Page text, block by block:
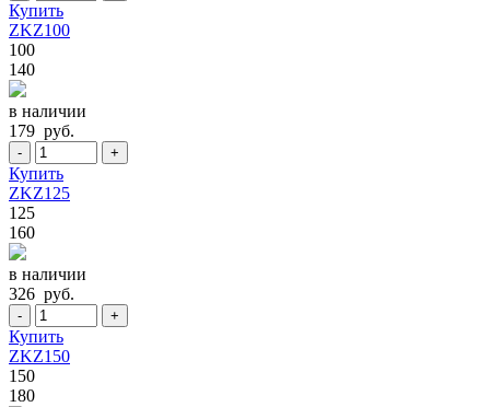
Купить
ZKZ100
100
140
в наличии
179 руб.
- +
Купить
ZKZ125
125
160
в наличии
326 руб.
- +
Купить
ZKZ150
150
180